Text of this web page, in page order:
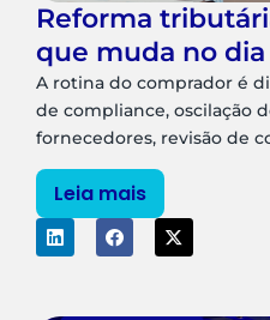
Reforma
que muda no dia
A rotina do comprador é
de compliance, oscilação
fornecedores, revisão de
Leia mais